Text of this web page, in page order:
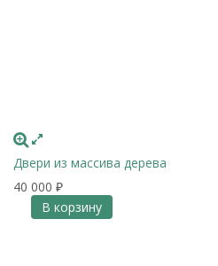
Двери из массива дерева
40 000 ₽
В корзину